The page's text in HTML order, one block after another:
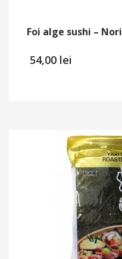
Foi alge sushi – Nori
54,00 lei